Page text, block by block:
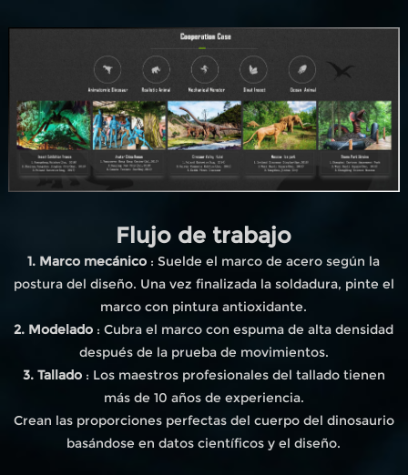
Flujo de trabajo
1. Marco mecánico : Suelde el marco de acero según la
postura del diseño. Una vez finalizada la soldadura, pinte el
marco con pintura antioxidante.
2. Modelado : Cubra el marco con espuma de alta densidad
después de la prueba de movimientos.
3. Tallado: Los maestros profesionales del tallado tienen
más de 10 años de experiencia.
Crean las proporciones perfectas del cuerpo del dinosaurio
basándose en datos científicos y el diseño.